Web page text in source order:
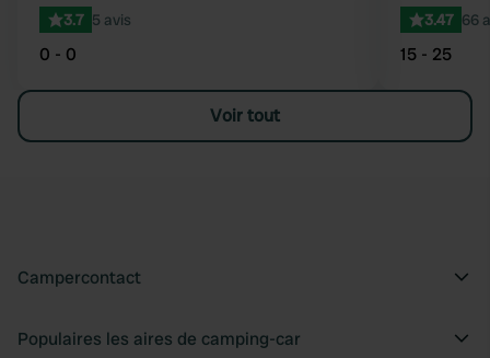
3.7 5 avis
0 - 0
3.47 66
15 - 25
Voir tout
Campercontact
Populaires les aires de camping-car